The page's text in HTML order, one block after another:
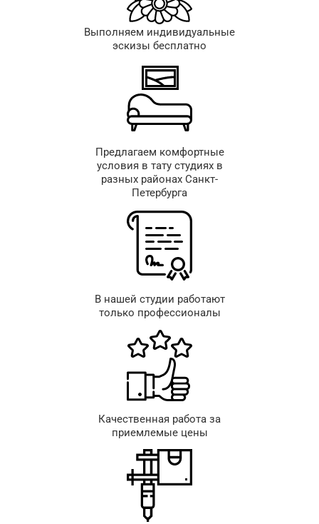
Выполняем индивидуальные
эскизы бесплатно
Предлагаем комфортные
условия в тату студиях в
разных районах Санкт-
Петербурга
В нашей студии работают
только профессионалы
Качественная работа за
приемлемые цены